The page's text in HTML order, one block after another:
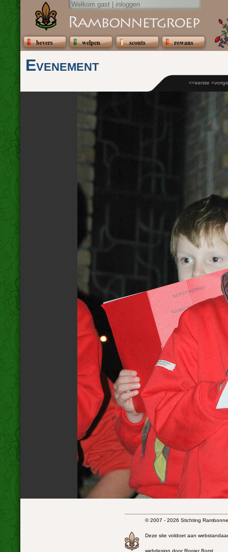
Welkom gast | inloggen
bevers welpen scouts rowans
Evenement
<<eerste <vorige
© 2007 - 2026 Stichting
Deze site voldoet aan
webdesign door Rogier Borst